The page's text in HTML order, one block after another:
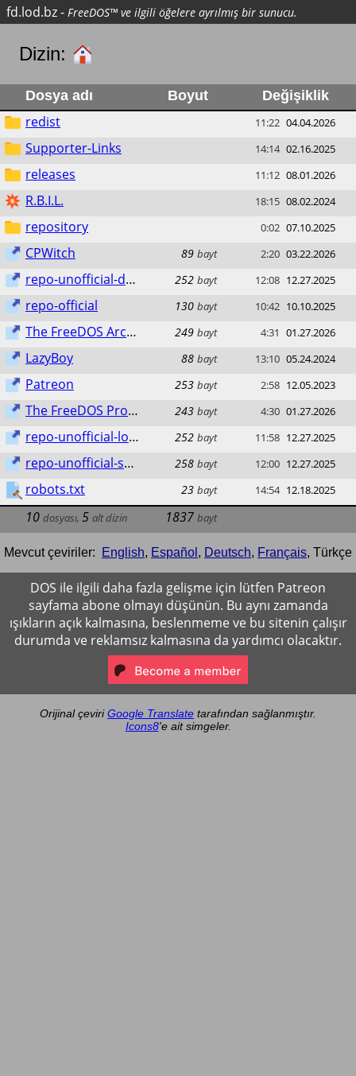
fd.lod.bz- FreeDOS™ ve ilgili öğelere ayrılmış bir sunucu.
Dizin:
Dosya adı Boyut Değişiklik
redist 11:22 04.04.2026
Supporter-Links 14:14 02.16.2025
releases 11:12 08.01.2026
R.B.I.L. 18:15 08.02.2024
repository 0:02 07.10.2025
CPWitch 89 bayt 2:20 03.22.2026
repo-unofficial-dos.lod.bz 252 bayt 12:08 12.27.2025
repo-official 130 bayt 10:42 10.10.2025
The FreeDOS Archive 249 bayt 4:31 01.27.2026
LazyBoy 88 bayt 13:10 05.24.2024
Patreon 253 bayt 2:58 12.05.2023
The FreeDOS Project 243 bayt 4:30 01.27.2026
repo-unofficial-lod.bz 252 bayt 11:58 12.27.2025
repo-unofficial-sparky 258 bayt 12:00 12.27.2025
robots.txt 23 bayt 14:54 12.18.2025
10 dosyası, 5 alt dizin 1837 bayt
Mevcut çeviriler: English, Español , Deutsch, Français, Türkçe
DOS ile ilgili daha fazla gelişme için lütfen Patreon
sayfama abone olmayı düşünün. Bu aynı zamanda
ışıkların açık kalmasına, beslenmeme ve bu sitenin çalışır
durumda ve reklamsız kalmasına da yardımcı olacaktır.
Orijinal çeviriGoogle Translate tarafından sağlanmıştır.
Icons8'e ait simgeler.